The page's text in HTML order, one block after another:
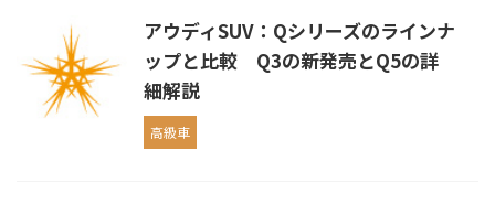
アウディSUV：Qシリーズのラインナ
ップと比較 Q3の新発売とQ5の詳
細解説
高級車